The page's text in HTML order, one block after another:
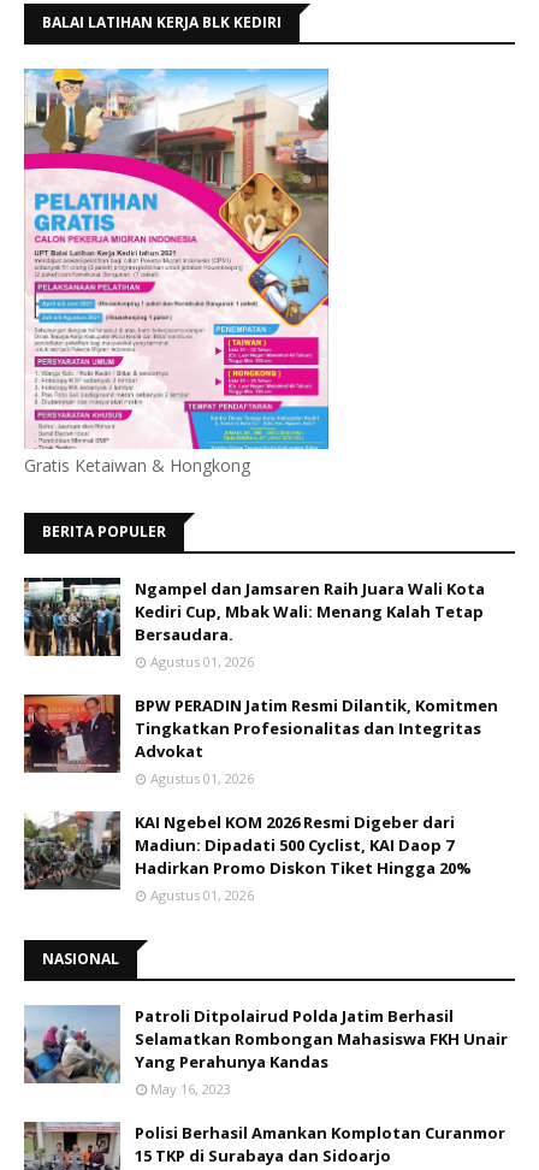
BALAI LATIHAN KERJA BLK KEDIRI
Gratis Ketaiwan & Hongkong
BERITA POPULER
Ngampel dan Jamsaren Raih Juara Wali Kota
Kediri Cup, Mbak Wali: Menang Kalah Tetap
Bersaudara.
Agustus 01, 2026
BPW PERADIN Jatim Resmi Dilantik, Komitmen
Tingkatkan Profesionalitas dan Integritas
Advokat
Agustus 01, 2026
KAI Ngebel KOM 2026 Resmi Digeber dari
Madiun: Dipadati 500 Cyclist, KAI Daop 7
Hadirkan Promo Diskon Tiket Hingga 20%
Agustus 01, 2026
NASIONAL
Patroli Ditpolairud Polda Jatim Berhasil
Selamatkan Rombongan Mahasiswa FKH Unair
Yang Perahunya Kandas
May 16, 2023
Polisi Berhasil Amankan Komplotan Curanmor
15 TKP di Surabaya dan Sidoarjo